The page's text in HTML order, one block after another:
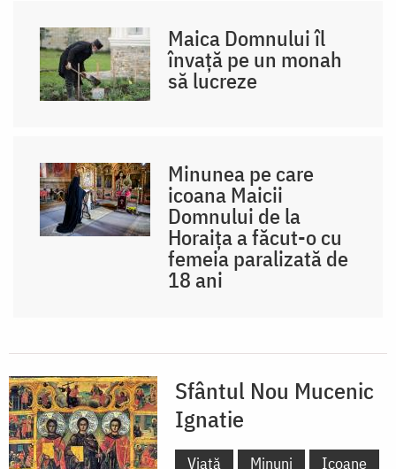
Maica Domnului îl
învață pe un monah
să lucreze
Minunea pe care
icoana Maicii
Domnului de la
Horaița a făcut-o cu
femeia paralizată de
18 ani
Sfântul Nou Mucenic
Ignatie
Viață Minuni
Icoane